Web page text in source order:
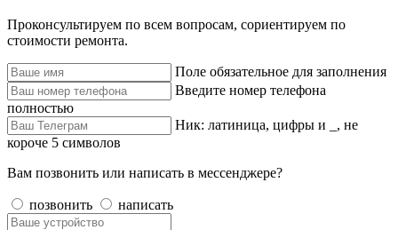
Проконсультируем по всем вопросам, сориентируем по
стоимости ремонта.
Поле обязательное для заполнения
Введите номер телефона
полностью
Ник: латиница, цифры и _, не
короче 5 символов
Вам позвонить или написать в мессенджере?
позвонить написать